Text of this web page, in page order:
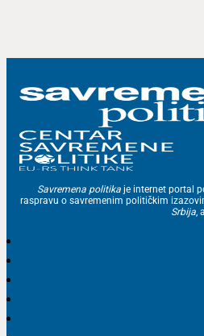
Savremena politika je internet portal
raspravu o savremenim političkim
Srbija,